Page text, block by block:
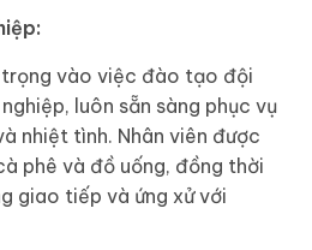
vào việc đào tạo đội
luôn sẵn sàng phục vụ
nhiệt tình. Nhân viên được
phê và đồ uống, đồng thời
giao tiếp và ứng xử với